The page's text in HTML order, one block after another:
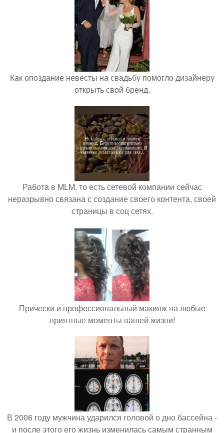
Как опоздание невесты на свадьбу помогло дизайнеру
открыть свой бренд.
Работа в MLM, то есть сетевой компании сейчас
неразрывно связана с создание своего контента, своей
страницы в соц сетях.
Прически и профессиональный макияж на любые
приятные моменты вашей жизни!
В 2006 году мужчина ударился головой о дно бассейна -
и после этого его жизнь изменилась самым странным